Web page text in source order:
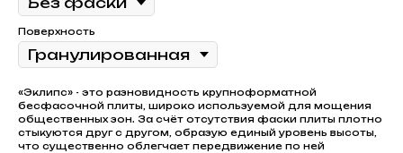
Поверхность
«Эклипс» - это разновидность крупноформатной
бесфасочной плиты, широко используемой для мощения
общественных зон. За счёт отсутствия фаски плиты плотно
стыкуются друг с другом, образую единый уровень высоты,
что существенно облегчает передвижение по ней